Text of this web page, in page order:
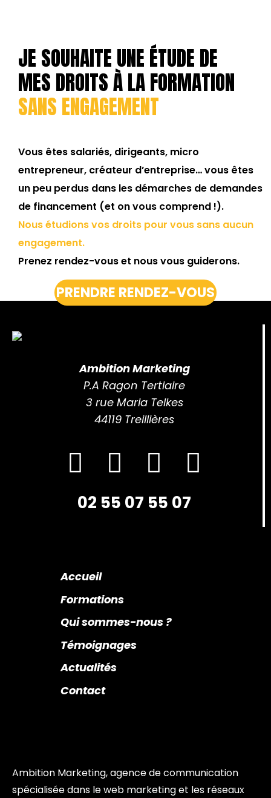
JE SOUHAITE UNE ÉTUDE DE
MES DROITS À LA FORMATION
SANS ENGAGEMENT
Vous êtes salariés, dirigeants, micro
entrepreneur, créateur d’entreprise… vous êtes
un peu perdus dans les démarches de demandes
de financement (et on vous comprend !).
Nous étudions vos droits pour vous sans aucun
engagement.
Prenez rendez-vous et nous vous guiderons.
PRENDRE RENDEZ-VOUS
Ambition Marketing
P.A Ragon Tertiaire
3 rue Maria Telkes
44119 Treillières
02 55 07 55 07
Accueil
Formations
Qui sommes-nous ?
Témoignages
Actualités
Contact
Ambition Marketing, agence de communication
spécialisée dans le web marketing et les réseaux